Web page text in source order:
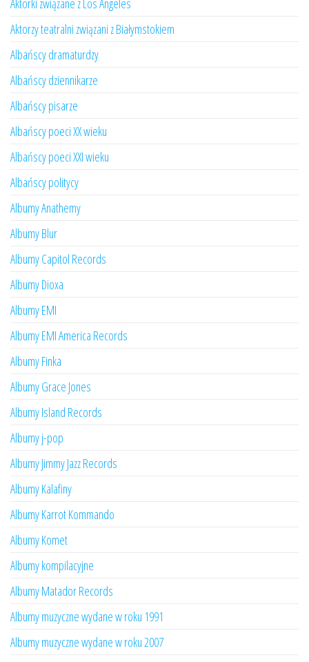
Aktorki związane z Los Angeles
Aktorzy teatralni związani z Białymstokiem
Albańscy dramaturdzy
Albańscy dziennikarze
Albańscy pisarze
Albańscy poeci XX wieku
Albańscy poeci XXI wieku
Albańscy politycy
Albumy Anathemy
Albumy Blur
Albumy Capitol Records
Albumy Dioxa
Albumy EMI
Albumy EMI America Records
Albumy Finka
Albumy Grace Jones
Albumy Island Records
Albumy j-pop
Albumy Jimmy Jazz Records
Albumy Kalafiny
Albumy Karrot Kommando
Albumy Komet
Albumy kompilacyjne
Albumy Matador Records
Albumy muzyczne wydane w roku 1991
Albumy muzyczne wydane w roku 2007